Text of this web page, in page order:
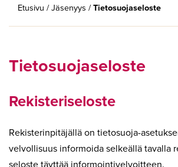
Etusivu /Jäsenyys /Tietosuojaseloste
Tietosuojaseloste
Rekisteriseloste
Rekisterinpitäjällä on tietosuoja-
velvollisuus informoida selkeällä tavalla
seloste täyttää informointivelvoitteen.